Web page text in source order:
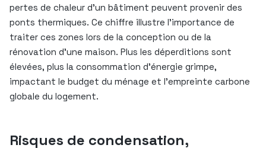
pertes de chaleur d’un bâtiment peuvent provenir des
ponts thermiques. Ce chiffre illustre l’importance de
traiter ces zones lors de la conception ou de la
rénovation d’une maison. Plus les déperditions sont
élevées, plus la consommation d’énergie grimpe,
impactant le budget du ménage et l’empreinte carbone
globale du logement.
Risques de condensation,